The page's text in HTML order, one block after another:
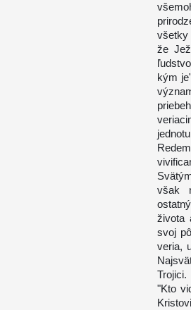
všetky
že
kým
však
života
svoj
veria,
Trojici.
"Kto